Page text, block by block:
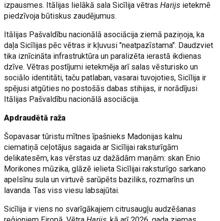
izpausmes. Itālijas lielākā sala Sicīlija vētrasHarijs ietekmē
piedzīvoja būtiskus zaudējumus.
Itālijas Pašvaldību nacionālā asociācija ziemā paziņoja, ka
daļa Sicīlijas pēc vētras ir kļuvusi "neatpazīstama". Daudzviet
tika iznīcināta infrastruktūra un paralizēta ierastā ikdienas
dzīve. Vētras postījumi ietekmēja arī salas vēsturisko un
sociālo identitāti, taču patlaban, vasarai tuvojoties, Sicīlija ir
spējusi atgūties no postošās dabas stihijas, ir norādījusi
Itālijas Pašvaldību nacionālā asociācija.
Apdraudētā raža
Šopavasar tūristu mītnes īpašnieks Madonijas kalnu
ciematiņā ceļotājus sagaida ar Sicīlijai raksturīgām
delikatesēm, kas vērstas uz dažādām maņām: skan Enio
Morikones mūzika, glāzē ielieta Sicīlijai raksturīgo sarkano
apelsīnu sula un virtuvē sarūpēts baziliks, rozmarīns un
lavanda. Tas viss viesu labsajūtai.
Sicīlija ir viens no svarīgākajiem citrusaugļu audzēšanas